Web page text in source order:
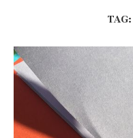
TAG: